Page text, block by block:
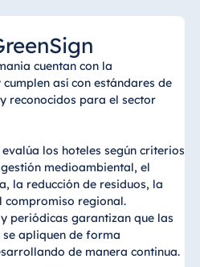
cuentan con la
cumplen así con estándares de
reconocidos para el sector
los hoteles según criterios
medioambiental, el
la reducción de residuos, la
compromiso regional.
periódicas garantizan que las
apliquen de forma
de manera continua.